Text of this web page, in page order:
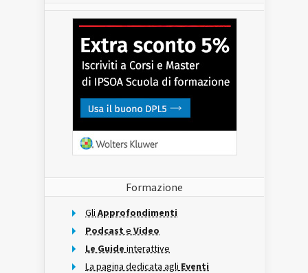
Formazione
Gli Approfondimenti
Podcast e Video
Le Guide interattive
La pagina dedicata agli Eventi